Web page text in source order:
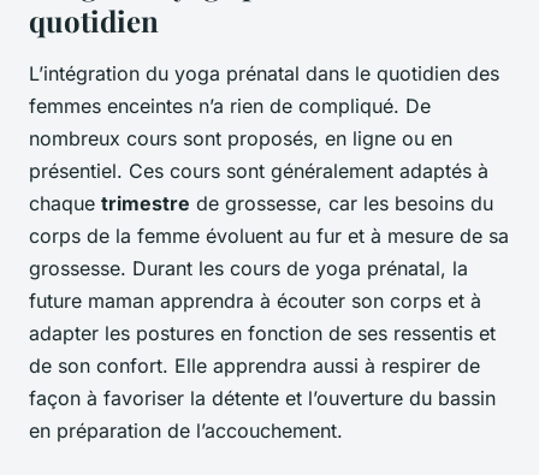
quotidien
L’intégration du yoga prénatal dans le quotidien des
femmes enceintes n’a rien de compliqué. De
nombreux cours sont proposés, en ligne ou en
présentiel. Ces cours sont généralement adaptés à
chaque trimestre de grossesse, car les besoins du
corps de la femme évoluent au fur et à mesure de sa
grossesse. Durant les cours de yoga prénatal, la
future maman apprendra à écouter son corps et à
adapter les postures en fonction de ses ressentis et
de son confort. Elle apprendra aussi à respirer de
façon à favoriser la détente et l’ouverture du bassin
en préparation de l’accouchement.